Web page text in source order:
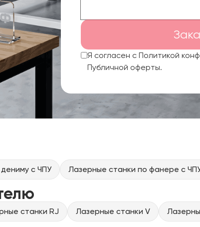
Я согласен с Политикой
Публичной оферты.
с ЧПУ Лазерные станки по фанере с
станки RJ Лазерные станки V